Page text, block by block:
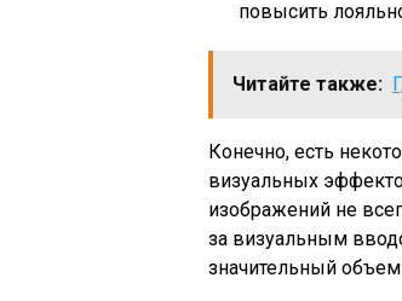
повысить
Читайте также:
Конечно, есть
визуальных
изображений не
за визуальным
значительный объем